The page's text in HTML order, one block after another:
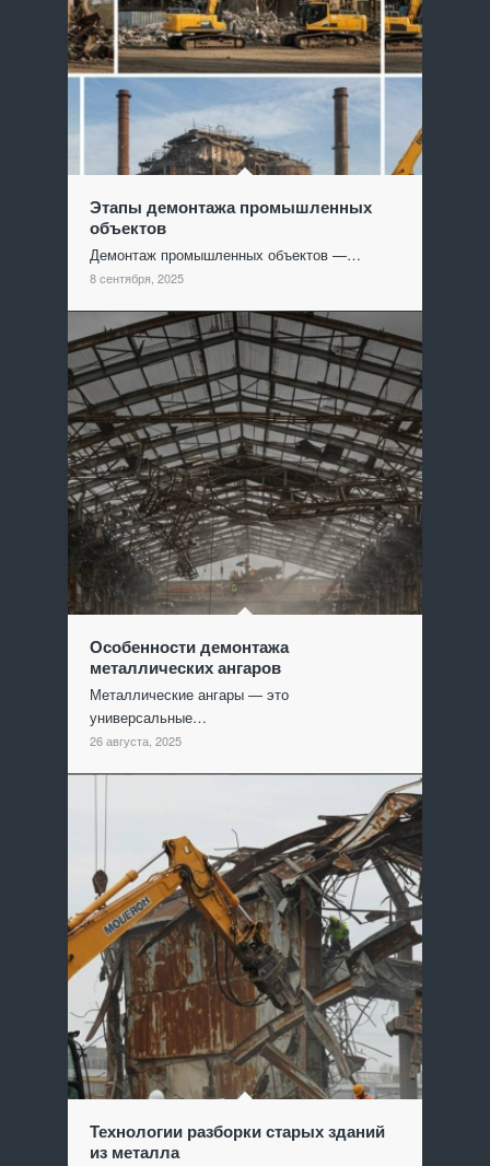
Этапы демонтажа промышленных
объектов
Демонтаж промышленных объектов —…
8 сентября, 2025
Особенности демонтажа
металлических ангаров
Металлические ангары — это
универсальные…
26 августа, 2025
Технологии разборки старых зданий
из металла